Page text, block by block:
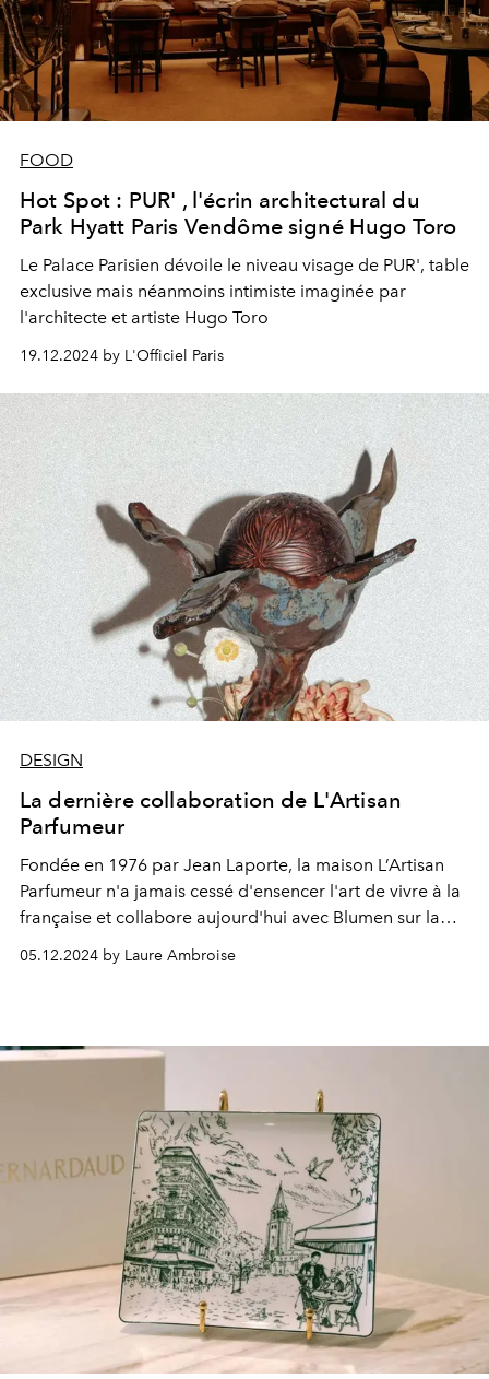
FOOD
Hot Spot : PUR' , l'écrin architectural du
Park Hyatt Paris Vendôme signé Hugo Toro
Le Palace Parisien dévoile le niveau visage de PUR', table
exclusive mais néanmoins intimiste imaginée par
l'architecte et artiste Hugo Toro
19.12.2024 by L'Officiel Paris
DESIGN
La dernière collaboration de L'Artisan
Parfumeur
Fondée en 1976 par Jean Laporte, la maison L’Artisan
Parfumeur n'a jamais cessé d'ensencer l'art de vivre à la
française et collabore aujourd'hui avec Blumen sur la
05.12.2024 by Laure Ambroise